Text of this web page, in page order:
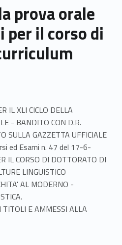
prova orale
per il corso di
IL XLI CICLO DELLA
- BANDITO CON D.R.
SULLA GAZZETTA UFFICIALE
ed Esami n. 47 del 17-6-
IL CORSO DI DOTTORATO DI
LINGUISTICO
AL MODERNO -
E AMMESSI ALLA